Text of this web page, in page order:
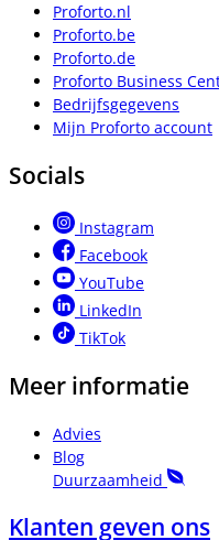
Proforto.nl
Proforto.be
Proforto.de
Proforto Business
Bedrijfsgegevens
Mijn Proforto account
Socials
Instagram
Facebook
YouTube
LinkedIn
TikTok
Meer informatie
Advies
Blog
Duurzaamheid
Klanten geven ons